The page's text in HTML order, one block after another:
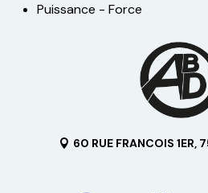
Puissance - Force
60 RUE FRANCOIS 1ER,